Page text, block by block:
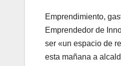
Emprendimiento,
Emprendedor de
ser «un espacio de
esta mañana a